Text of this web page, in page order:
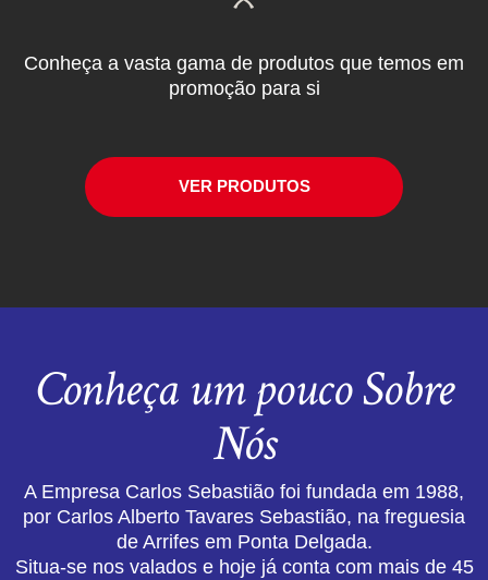
Conheça a vasta gama de produtos que temos em
promoção para si
VER PRODUTOS
Conheça um pouco Sobre
Nós
A Empresa Carlos Sebastião foi fundada em 1988,
por Carlos Alberto Tavares Sebastião, na freguesia
de Arrifes em Ponta Delgada.
Situa-se nos valados e hoje já conta com mais de 45